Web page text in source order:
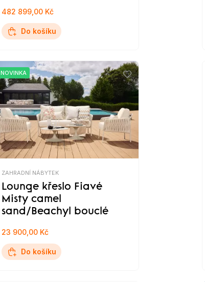
482 899,00 Kč
Do košíku
NOVINKA
ZAHRADNÍ NÁBYTEK
Lounge křeslo Fiavé
Misty camel
sand/Beachyl bouclé
23 900,00 Kč
Do košíku